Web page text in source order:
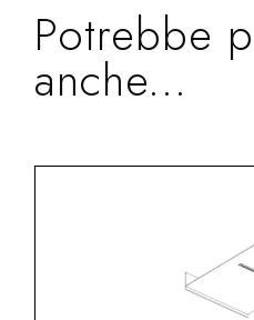
Potrebbe
anche...